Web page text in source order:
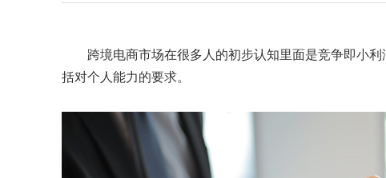
跨境电商市场在很多人的初步认知里面是竞争即小
括对个人能力的要求。